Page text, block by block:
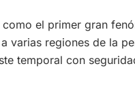
el primer gran
varias regiones de la
temporal con